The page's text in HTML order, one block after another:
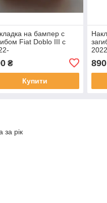
на бампер с
Fiat Doblo III с
₴
Купити
890
за рік